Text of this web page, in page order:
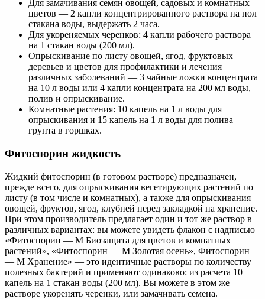
Для замачивания семян овощей, садовых и комнатных
цветов — 2 капли концентрированного раствора на пол
стакана воды, выдержать 2 часа.
Для укореняемых черенков: 4 капли рабочего раствора
на 1 стакан воды (200 мл).
Опрыскивание по листу овощей, ягод, фруктовых
деревьев и цветов для профилактики и лечения
различных заболеваний — 3 чайные ложки концентрата
на 10 л воды или 4 капли концентрата на 200 мл воды,
полив и опрыскивание.
Комнатные растения: 10 капель на 1 л воды для
опрыскивания и 15 капель на 1 л воды для полива
грунта в горшках.
Фитоспорин жидкость
Жидкий фитоспорин (в готовом растворе) предназначен,
прежде всего, для опрыскивания вегетирующих растений по
листу (в том числе и комнатных), а также для опрыскивания
овощей, фруктов, ягод, клубней перед закладкой на хранение.
При этом производитель предлагает один и тот же раствор в
различных вариантах: вы можете увидеть флакон с надписью
«Фитоспорин — М Биозащита для цветов и комнатных
растений», «Фитоспорин — М Золотая осень», Фитоспорин
— М Хранение» — это идентичные растворы по количеству
полезных бактерий и применяют одинаково: из расчета 10
капель на 1 стакан воды (200 мл). Вы можете в этом же
растворе укоренять черенки, или замачивать семена.